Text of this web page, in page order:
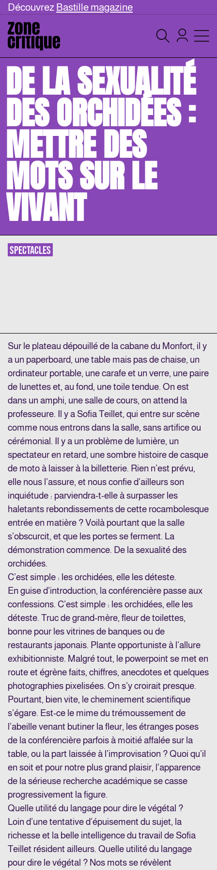
Découvrez Bastille magazine
DE LA SEXUALITÉ
DES ORCHIDÉES :
METTRE DES
MOTS SUR LE
VIVANT
SPECTACLES
Sur le plateau dépouillé de la cabane du Monfort, il y
a un paperboard, une table mais pas de chaise, un
ordinateur portable, une carafe et un verre, une paire
de lunettes et, au fond, une toile tendue. On est
dans un amphi, une salle de cours, on attend la
professeure. Il y a Sofia Teillet, qui entre sur scène
comme nous entrons dans la salle, sans artifice ou
cérémonial. Il y a un problème de lumière, un
spectateur en retard, une sombre histoire de casque
de moto à laisser à la billetterie. Rien n’est prévu,
elle nous l’assure, et nous confie d’ailleurs son
inquiétude : parviendra-t-elle à surpasser les
haletants rebondissements de cette rocambolesque
entrée en matière ? Voilà pourtant que la salle
s’obscurcit, etque les portes se ferment. La
démonstration commence. De la sexualité des
orchidées.
C’est simple : les orchidées, elle lesdéteste.
En guise d’introduction, la conférencière passe aux
confessions. C’est simple : les orchidées, elle les
déteste. Truc de grand-mère, fleur de toilettes,
bonne pour les vitrines de banques ou de
restaurants japonais. Plante opportuniste à l’allure
exhibitionniste. Malgré tout, le powerpoint se met en
route etégrène faits, chiffres, anecdotes et quelques
photographies pixelisées. On s’y croirait presque.
Pourtant, bien vite, le cheminement scientifique
s’égare. Est-ce le mime du trémoussement de
l’abeillevenant butiner la fleur, les étranges poses
de la conférencière parfois à moitié affalée sur la
table, ou la part laissée à l’improvisation ? Quoi qu’il
en soit et pour notre plus grand plaisir, l’apparence
de lasérieuse recherche académique se casse
progressivement la figure.
Quelle utilité du langage pour dire le végétal ?
Loin d’une tentative d’épuisement du sujet, la
richesse et la belle intelligence du travail de Sofia
Teillet résident ailleurs. Quelle utilité du langage
pour dire le végétal ? Nos mots se révèlent